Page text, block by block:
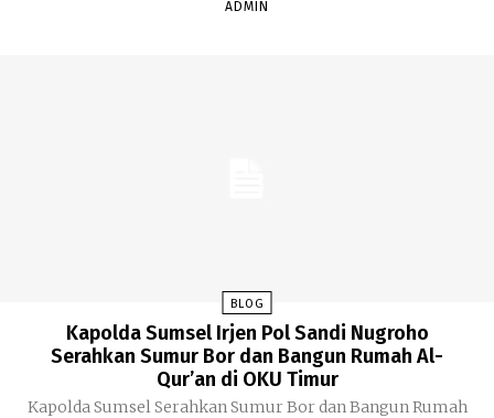
ADMIN
BLOG
Kapolda Sumsel Irjen Pol Sandi Nugroho
Serahkan Sumur Bor dan Bangun Rumah Al-
Qur’an di OKU Timur
Kapolda Sumsel Serahkan Sumur Bor dan Bangun Rumah